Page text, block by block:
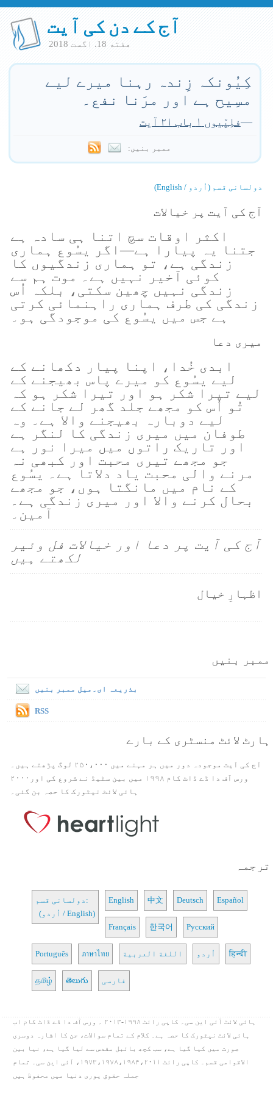
آج کے دن کی آیت
هفته 18. اگست 2018
کِیُونکہ زِندہ رہنا میرے لیے
مسِیح ہے اور مرَنا نفع۔
—فلِپّیوں ۱ باب ۲۱ آیت
ممبر بنیں:
دولسانی قسم (اُردو / English)
آج کی آیت پر خیالات
اکثر اوقات سچ اتنا ہی سادہ ہے
جتنا یہ پیارا ہے—اگر یسُوع ہماری
زندگی ہے، تو ہماری زندگیوں کا
کوئی آخیر نہیں ہے۔ موت ہم سے
زندگی نہیں چھین سکتی، بلکہ اُس
زندگی کی طرف ہماری راہنمائی کرتی
ہے جس میں یسُوع کی موجودگی ہو۔
میری دعا
ابدی خُدا، اپنا پیار دکھانے کے
لیے یسُوع کو میرے پاس بھیجنے کے
لیے تیرا شکر ہو اور تیرا شکر ہو کہ
تُو اُس کو مجھے جلد گھر لے جانے کے
لیے دوبارہ بھیجنے والا ہے۔ وہ
طوفان میں میری زندگی کا لنگر ہے
اور تاریک راتوں میں میرا نور ہے
جو مجھے تیری محبت اور کبھی نہ
مرنے والی محبت یاد دلاتا ہے۔ یسُوع
کے نام میں مانگتا ہوں، جو مجھے
بحال کرنے والا اور میری زندگی ہے۔
آمین۔
آج کی آیت پر دعا اور خیالات فل وئیر
لکھتے ہیں
اظہارِ خیال
ممبر بنیں
بذریعہ ای۔میل ممبر بنیں
RSS
ہارٹ لائٹ منسٹری کے بارے
آج کی آیت موجودہ دور میں ہر مہنے میں ۲۵۰،۰۰۰ لوگ پڑھتے ہیں۔
ورس آف دا ڈے ڈاٹ کام ۱۹۹۸ میں بین سٹیڈ نے شروع کی اور۲۰۰۰
ہائی لائٹ نیٹورک کا حصہ بن گئی۔
ترجمہ
دولسانی قسم:
(اُردو / English)
English 中文 Deutsch Español
Français 한국어 Русский
Português ภาษาไทย اللغة العربية اُردو हिन्दी
தமிழ் తెలుగు فارسی
ہائی لائٹ آئی این سی۔ کاپی رائٹ ۱۹۹۸-۲۰۱۳ ۔ ورس آف دا ڈے ڈاٹ کام اب
ہائی لائٹ نیٹورک کا حصہ ہے۔ کلام کے تمام سوالات، جن کا اشارہ دوسری
صورت میں کیا گیا ہے، سب کچھ بائبل مقدس سے لیا گیا ہے، نیا بین
الاقوامی قسم۔ کاپی رائٹ ۱۹۷۳،۱۹۷۸،۱۹۸۴،۲۰۱۱، آئی این سی۔ تمام
جملہ حقوق پوری دنیا میں محفوظ ہیں